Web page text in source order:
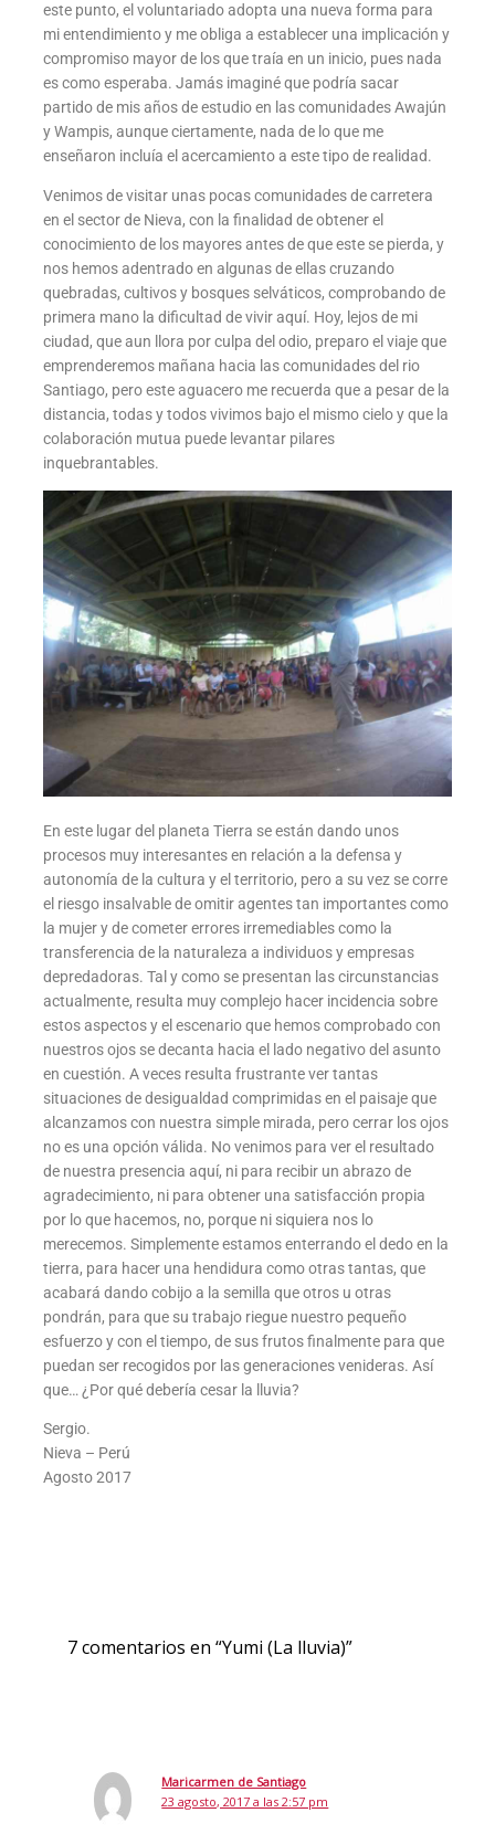
este punto, el voluntariado adopta una nueva forma para
mi entendimiento y me obliga a establecer una implicación y
compromiso mayor de los que traía en un inicio, pues nada
es como esperaba. Jamás imaginé que podría sacar
partido de mis años de estudio en las comunidades Awajún
y Wampis, aunque ciertamente, nada de lo que me
enseñaron incluía el acercamiento a este tipo de realidad.
Venimos de visitar unas pocas comunidades de carretera
en el sector de Nieva, con la finalidad de obtener el
conocimiento de los mayores antes de que este se pierda, y
nos hemos adentrado en algunas de ellas cruzando
quebradas, cultivos y bosques selváticos, comprobando de
primera mano la dificultad de vivir aquí. Hoy, lejos de mi
ciudad, que aun llora por culpa del odio, preparo el viaje que
emprenderemos mañana hacia las comunidades del rio
Santiago, pero este aguacero me recuerda que a pesar de la
distancia, todas y todos vivimos bajo el mismo cielo y que la
colaboración mutua puede levantar pilares
inquebrantables.
En este lugar del planeta Tierra se están dando unos
procesos muy interesantes en relación a la defensa y
autonomía de la cultura y el territorio, pero a su vez se corre
el riesgo insalvable de omitir agentes tan importantes como
la mujer y de cometer errores irremediables como la
transferencia de la naturaleza a individuos y empresas
depredadoras. Tal y como se presentan las circunstancias
actualmente, resulta muy complejo hacer incidencia sobre
estos aspectos y el escenario que hemos comprobado con
nuestros ojos se decanta hacia el lado negativo del asunto
en cuestión. A veces resulta frustrante ver tantas
situaciones de desigualdad comprimidas en el paisaje que
alcanzamos con nuestra simple mirada, pero cerrar los ojos
no es una opción válida. No venimos para ver el resultado
de nuestra presencia aquí, ni para recibir un abrazo de
agradecimiento, ni para obtener una satisfacción propia
por lo que hacemos, no, porque ni siquiera nos lo
merecemos. Simplemente estamos enterrando el dedo en la
tierra, para hacer una hendidura como otras tantas, que
acabará dando cobijo a la semilla que otros u otras
pondrán, para que su trabajo riegue nuestro pequeño
esfuerzo y con el tiempo, de sus frutos finalmente para que
puedan ser recogidos por las generaciones venideras. Así
que… ¿Por qué debería cesar la lluvia?
Sergio.
Nieva – Perú
Agosto 2017
7 comentarios en “Yumi (La lluvia)”
Maricarmen de Santiago
23 agosto, 2017 a las 2:57 pm